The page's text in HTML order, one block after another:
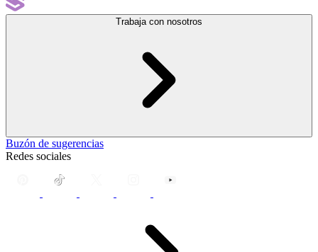
Trabaja con nosotros
Buzón de sugerencias
Redes sociales